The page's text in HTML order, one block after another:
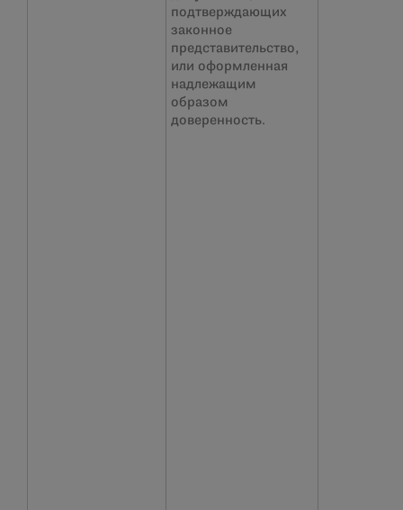
подтверждающих
законное
представительство,
или оформленная
надлежащим
образом
доверенность.